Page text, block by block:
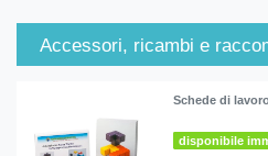
Accessori, ricambi e
Schede di
disponibile